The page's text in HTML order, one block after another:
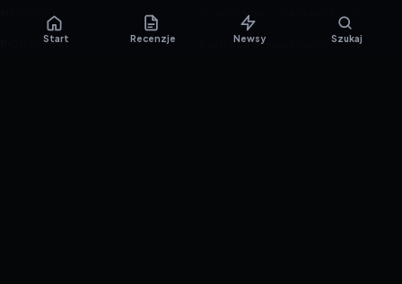
NOWINKI
PORADNIKI
Informacje o ciasteczkach
Polityka prywatności
Start Recenzje Newsy Szukaj